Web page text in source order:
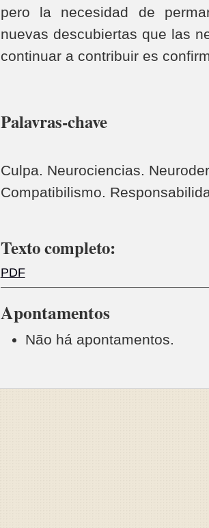
pero la necesidad de
nuevas descubiertas que las
continuar a contribuir es
Palavras-chave
Culpa. Neurociencias.
Compatibilismo.
Texto completo:
PDF
Apontamentos
Não há apontamentos.